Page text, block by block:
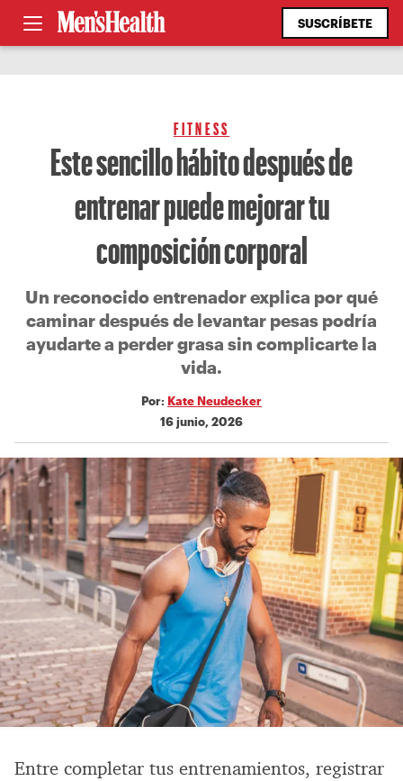
SUSCRÍBETE
FITNESS
Este sencillo hábito después de
entrenar puede mejorar tu
composición corporal
Un reconocido entrenador explica por qué
caminar después de levantar pesas podría
ayudarte a perder grasa sin complicarte la
vida.
Por: Kate Neudecker
16 junio, 2026
Entre completar tus entrenamientos, registrar